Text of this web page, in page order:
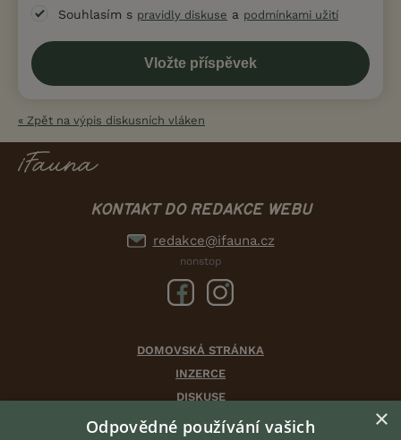
Souhlasím s pravidly diskuse a podmínkami užití
« Zpět na výpis diskusních vláken
KONTAKT DO REDAKCE WEBU
redakce@ifauna.cz
nonstop
DOMOVSKÁ STRÁNKA
INZERCE
DISKUSE
ČLÁNKY
×
Odpovědné používání vašich